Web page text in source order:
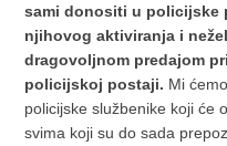
sami donositi u policijske
njihovog aktiviranja i
dragovoljnom predajom
policijskoj postaji. Mi
policijske službenike koji će
svima koji su do sada